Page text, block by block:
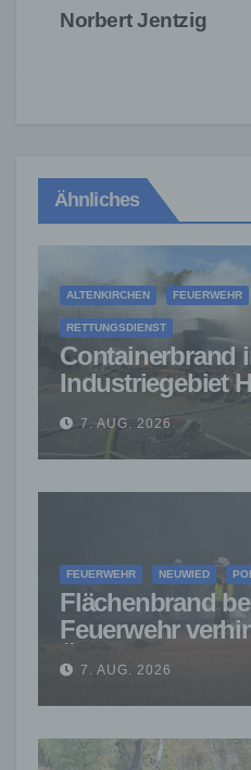
Norbert Jentzig
Ähnliches
ALTENKIRCHEN FEUERWEHR
RETTUNGSDIENST
Containerbrand
Industriegebiet
Feuerwehr
Ausbreitung
7. AUG. 2026
FEUERWEHR NEUWIED
Flächenbrand
Feuerwehr
Übergreifen auf
7. AUG. 2026